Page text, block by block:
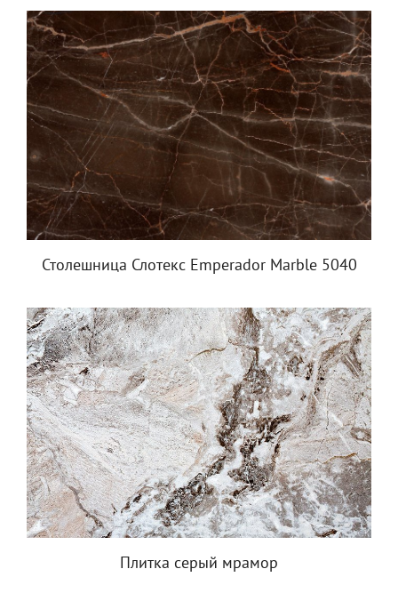
Столешница Слотекс Emperador Marble 5040
Плитка серый мрамор